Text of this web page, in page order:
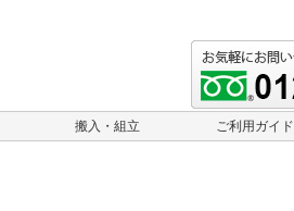
搬入・組立 ご利用ガイド